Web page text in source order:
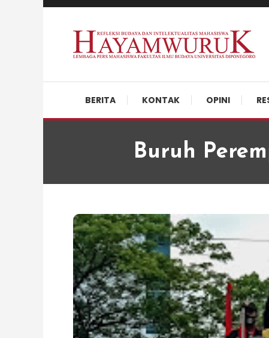
Skip
Content
BERITA KONTAK OPINI
Buruh